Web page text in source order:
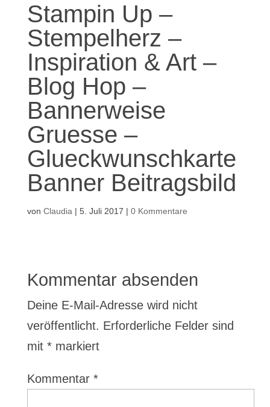
Stampin Up –
Stempelherz –
Inspiration & Art –
Blog Hop –
Bannerweise
Gruesse –
Glueckwunschkarte
Banner Beitragsbild
von Claudia | 5. Juli 2017 | 0 Kommentare
Kommentar absenden
Deine E-Mail-Adresse wird nicht
veröffentlicht. Erforderliche Felder sind
mit *markiert
Kommentar *